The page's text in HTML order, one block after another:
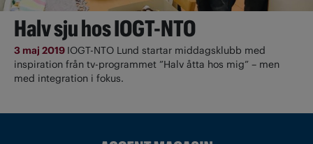
Halv sju hos IOGT-NTO
3 maj 2019 IOGT-NTO Lund startar middagsklubb med
inspiration från tv-programmet ”Halv åtta hos mig” – men
med integration i fokus.